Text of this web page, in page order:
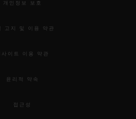
개인정보 보호
고지 및 이용 약관
사이트 이용 약관
윤리적 약속
접근성